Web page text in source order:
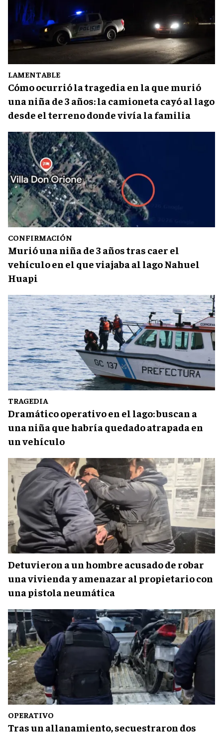
LAMENTABLE
Cómo ocurrió la tragedia en la que murió
una niña de 3 años: la camioneta cayó al lago
desde el terreno donde vivía la familia
CONFIRMACIÓN
Murió una niña de 3 años tras caer el
vehículo en el que viajaba al lago Nahuel
Huapi
TRAGEDIA
Dramático operativo en el lago: buscan a
una niña que habría quedado atrapada en
un vehículo
Detuvieron a un hombre acusado de robar
una vivienda y amenazar al propietario con
una pistola neumática
OPERATIVO
Tras un allanamiento, secuestraron dos